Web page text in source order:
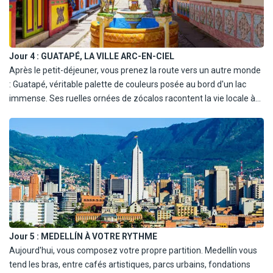
renaissance. Vous poursuivez au musée d'Antioquia, où les
œuvres de Botero prennent une dimension engagée et poignante.
Puis, direction les hauteurs grâce au Metrocable, jusqu'à la
plateforme La Aurora : la ville s'étend à perte de vue. Dîner libre et
nuit à Medellín.
Jour 4 : GUATAPÉ, LA VILLE ARC-EN-CIEL
Après le petit-déjeuner, vous prenez la route vers un autre monde
: Guatapé, véritable palette de couleurs posée au bord d'un lac
immense. Ses ruelles ornées de zócalos racontent la vie locale à
d'affronter les 740 marches de la Piedra del Peñol : un défi
récompensé par un panorama à couper le souffle, entre eau et
îlots verts. Une balade en bateau complète cette journée hors du
temps - sur le lac, l'air se fait plus doux, et les histoires flottent
entre les villages engloutis et les rives paisibles. Retour à Medellín
en fin de journée. Dîner libre. Nuit à l'hôtel.
Jour 5 : MEDELLÍN À VOTRE RYTHME
Aujourd'hui, vous composez votre propre partition. Medellín vous
tend les bras, entre cafés artistiques, parcs urbains, fondations